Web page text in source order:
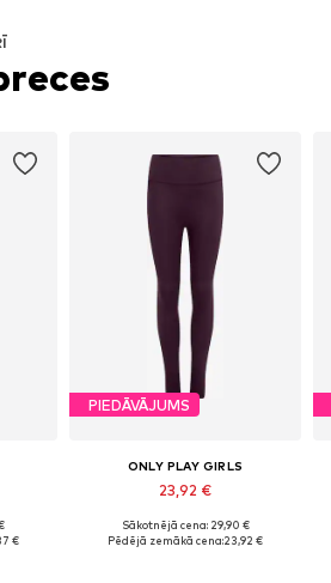
€
PIEDĀVĀJUMS
ONLY PLAY GIRLS
23,92 €
Sākotnējā cena: 29,90 €
Pēdējā zemākā cena:23,92 €